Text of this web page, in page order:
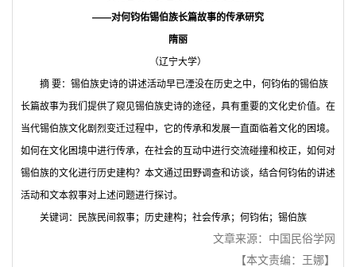
——对何钧佑锡伯族长篇故事的传承研究
隋丽
（辽宁大学）
摘 要：锡伯族史诗的讲述活动早已湮没在历史之中，何钧佑的锡伯族
长篇故事为我们提供了窥见锡伯族史诗的途径，具有重要的文化史价值。在
当代锡伯族文化剧烈变迁过程中，它的传承和发展一直面临着文化的困境。
如何在文化困境中进行传承，在社会的互动中进行交流碰撞和校正，如何对
锡伯族的文化进行历史建构？本文通过田野调查和访谈，结合何钧佑的讲述
活动和文本叙事对上述问题进行探讨。
关键词：
民族民间叙事；历史建构；社会传承；何钧佑；锡伯族
文章来源：中国民俗学网
【本文责编：王娜】